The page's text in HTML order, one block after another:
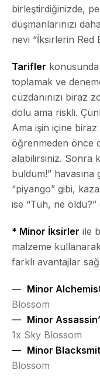
birleştirdiğinizde,
düşmanlarınızı
nevi “İksirlerin Red
Tarifler konusunda
toplamak ve
cüzdanınızı biraz
dolu ama riskli.
Ama işin içine
öğrenmeden önce
alabilirsiniz. Sonra
buldum!” havasına
“piyango” gibi,
ise “Tüh, ne oldu?”
* Minor İksirler ile
malzeme
farklı avantajlar
Minor
Blossom
Minor
1x Sky Blossom
Minor
Blossom